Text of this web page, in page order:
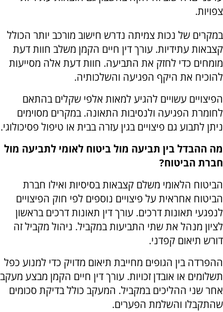
צפויות.
במקרים של נכות צמיתה נדרש חישוב מורכב יותר הכולל
קצבאות עתידיות. עורך דין חיים הקמן משלב חוות דעת
מומחים כדי לחזק את התביעה. חוות דעת אלה מסייעות
להוכיח את היקף הפגיעה והשלכותיה.
הפיצויים עשויים להגיע למאות אלפי שקלים בהתאם
לחומרת הפגיעה ולנסיבות התאונה. במקרים מסוימים
ניתן לתבוע גם פיצויים בגין עזרה בבית או טיפול פסיכולוגי.
מה ההבדל בין תביעה מול ביטוח לאומי לתביעה מול
חברת הביטוח?
הביטוח הלאומי משלם קצבאות בסיסיות ואילו חברת
הביטוח אחראית על פיצויים נוספים לפי חוק הפיצויים
לנפגעי תאונות דרכים. עורך דין תאונות דרכים בראשון
לציון מנהל את שתי התביעות במקביל. ניהול מקביל זה
דורש תיאום קפדני.
ההפרדה בין הגופים מחייבת תיאום מדויק כדי למנוע כפל
תשלומים או אובדן זכויות. עורך דין חיים הקמן מבצע מעקב
אחר שני ההליכים במקביל. המעקב כולל בדיקת סכומים
שהתקבלו והשלמת הפערים.